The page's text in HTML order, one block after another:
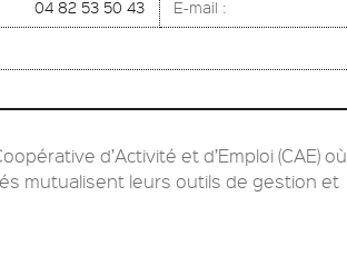
04 82 53 50 43 E-mail :
d’Activité et d’Emploi (CAE) où
mutualisent leurs outils de gestion et